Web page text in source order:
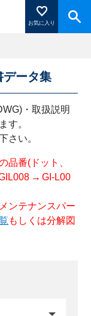
お気に入り
押すと登録した
データ集
・取扱説明
す。
さい。
品番(ドット、
→ GI-L00
ンテナンスパー
もしくは分解図